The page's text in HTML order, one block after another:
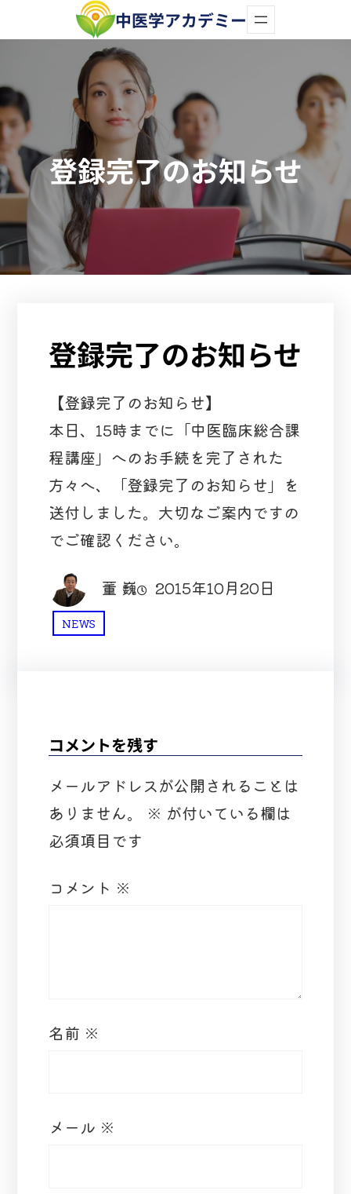
容
ス
キ
ッ
プ
中医学アカデミー
登録完了のお知らせ
登録完了のお知らせ
【登録完了のお知らせ】
本日、15時までに「中医臨床総合課
程講座」へのお手続を完了された
方々へ、「登録完了のお知らせ」を
送付しました。大切なご案内ですの
でご確認ください。
董 巍 2015年10月20日
NEWS
コメントを残す
メールアドレスが公開されることは
ありません。
※ が付いている欄は
必須項目です
コメント ※
名前 ※
メール ※